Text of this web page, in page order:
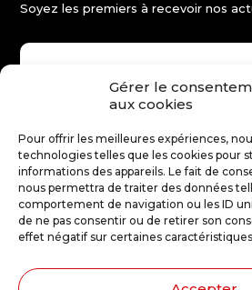
Gérer le
aux cookies
Pour offrir les meilleures expériences,
technologies telles que les cookies pour
informations des appareils. Le fait de
nous permettra de traiter des données
comportement de navigation ou les ID
de ne pas consentir ou de retirer son
effet négatif sur certaines
Soyez les premiers à recevoir nos
Faire un don
Merci d'encourager le théâtre jeune
Faire un don